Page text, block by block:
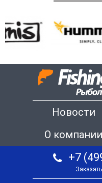
Новости
О компании
+7